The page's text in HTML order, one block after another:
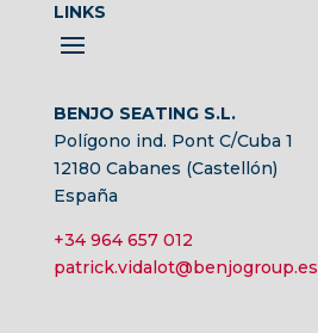
LINKS
BENJO SEATING S.L.
Polígono ind. Pont C/Cuba 1
12180 Cabanes (Castellón)
España
+34 964 657 012
patrick.vidalot@benjogroup.es